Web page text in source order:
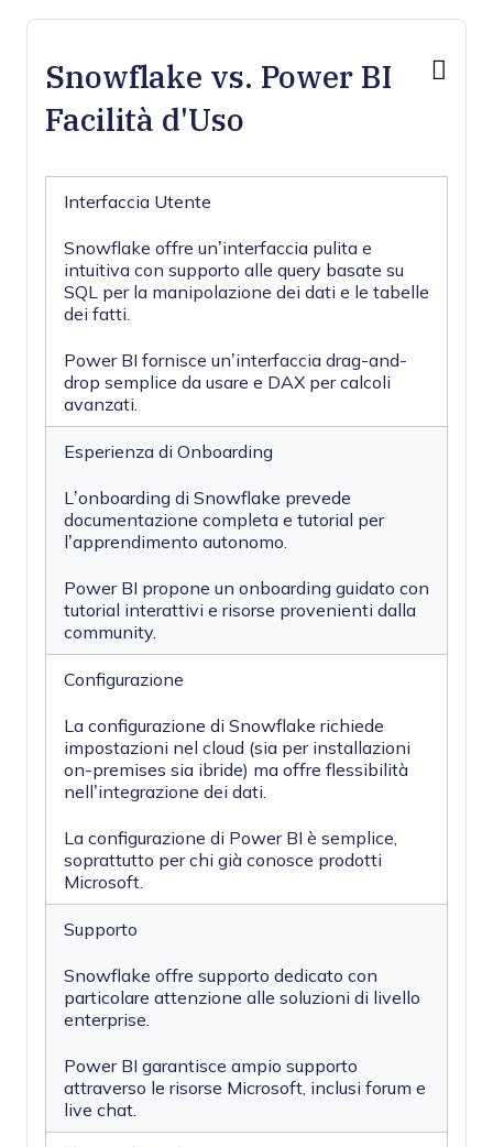
Snowflake vs. Power BI
Facilità d'Uso
Interfaccia Utente
Snowflake offre un’interfaccia pulita e
intuitiva con supporto alle query basate su
SQL per la manipolazione dei dati e le tabelle
dei fatti.
Power BI fornisce un’interfaccia drag-and-
drop semplice da usare e DAX per calcoli
avanzati.
Esperienza di Onboarding
L’onboarding di Snowflake prevede
documentazione completa e tutorial per
l’apprendimento autonomo.
Power BI propone un onboarding guidato con
tutorial interattivi e risorse provenienti dalla
community.
Configurazione
La configurazione di Snowflake richiede
impostazioni nel cloud (sia per installazioni
on-premises sia ibride) ma offre flessibilità
nell’integrazione dei dati.
La configurazione di Power BI è semplice,
soprattutto per chi già conosce prodotti
Microsoft.
Supporto
Snowflake offre supporto dedicato con
particolare attenzione alle soluzioni di livello
enterprise.
Power BI garantisce ampio supporto
attraverso le risorse Microsoft, inclusi forum e
live chat.